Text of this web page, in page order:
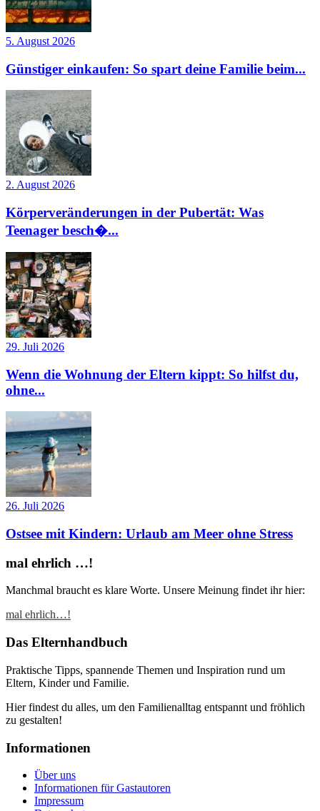
5. August 2026
Günstiger einkaufen: So spart deine Familie beim...
2. August 2026
Körperveränderungen in der Pubertät: Was
Teenager besch�...
29. Juli 2026
Wenn die Wohnung der Eltern kippt: So hilfst du,
ohne...
26. Juli 2026
Ostsee mit Kindern: Urlaub am Meer ohne Stress
mal ehrlich …!
Manchmal braucht es klare Worte. Unsere Meinung findet ihr hier:
mal ehrlich…!
Das Elternhandbuch
Praktische Tipps, spannende Themen und Inspiration rund um
Eltern, Kinder und Familie.
Hier findest du alles, um den Familienalltag entspannt und fröhlich
zu gestalten!
Informationen
Über uns
Informationen für Gastautoren
Impressum